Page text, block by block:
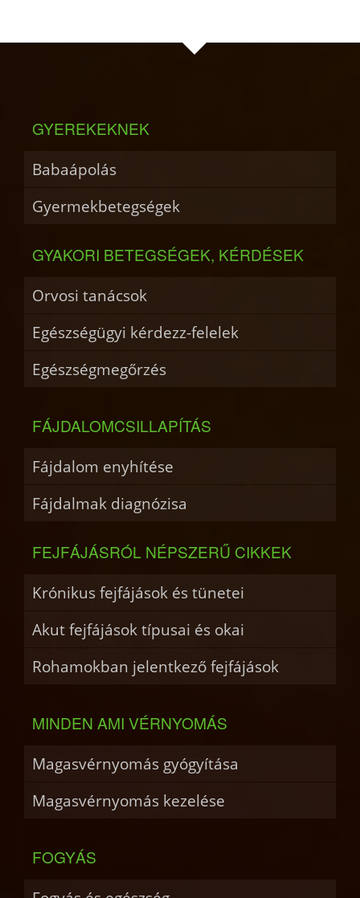
GYEREKEKNEK
Babaápolás
Gyermekbetegségek
GYAKORI BETEGSÉGEK, KÉRDÉSEK
Orvosi tanácsok
Egészségügyi kérdezz-felelek
Egészségmegőrzés
FÁJDALOMCSILLAPÍTÁS
Fájdalom enyhítése
Fájdalmak diagnózisa
FEJFÁJÁSRÓL NÉPSZERŰ CIKKEK
Krónikus fejfájások és tünetei
Akut fejfájások típusai és okai
Rohamokban jelentkező fejfájások
MINDEN AMI VÉRNYOMÁS
Magasvérnyomás gyógyítása
Magasvérnyomás kezelése
FOGYÁS